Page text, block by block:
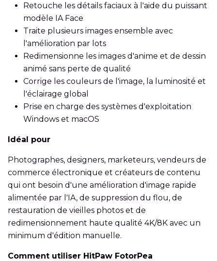
Retouche les détails faciaux à l'aide du puissant
modèle IA Face
Traite plusieurs images ensemble avec
l'amélioration par lots
Redimensionne les images d'anime et de dessin
animé sans perte de qualité
Corrige les couleurs de l'image, la luminosité et
l'éclairage global
Prise en charge des systèmes d'exploitation
Windows et macOS
Idéal pour
Photographes, designers, marketeurs, vendeurs de
commerce électronique et créateurs de contenu
qui ont besoin d'une amélioration d'image rapide
alimentée par l'IA, de suppression du flou, de
restauration de vieilles photos et de
redimensionnement haute qualité 4K/8K avec un
minimum d'édition manuelle.
Comment utiliser HitPaw FotorPea